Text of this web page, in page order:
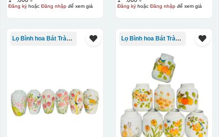
Đăng kýhoặc Đăng nhậpđể xem giá Đăng kýhoặc Đăng nhậpđể xem giá
Lọ Bình hoa Bát Tràng in logo Lọ Bình hoa Bát Tràng in logo